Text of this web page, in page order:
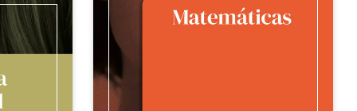
propuestas, ejemplos de buenas
prácticas, recursos docentes y
herramientas de consulta que
actúan de guía para atender los
riesgos y problemas de salud
la
ámbito